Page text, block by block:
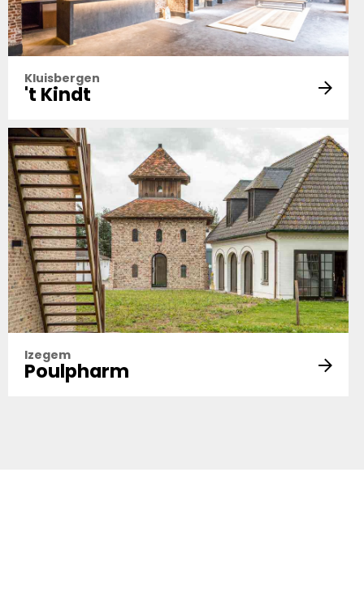
Kluisbergen
't Kindt
Izegem
Poulpharm